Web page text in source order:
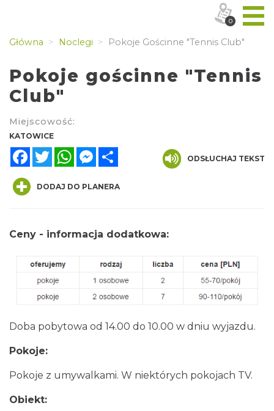
Główna Noclegi Pokoje Gościnne "Tennis Club"
Pokoje gościnne "Tennis
Club"
Miejscowość:
KATOWICE
FacebookTwitterWhatsAppMessenger
ODSŁUCHAJ TEKST
DODAJ DO PLANERA
Ceny - informacja dodatkowa:
Doba pobytowa od 14.00 do 10.00 w dniu wyjazdu.
Pokoje:
Pokoje z umywalkami. W niektórych pokojach TV.
Obiekt:
0